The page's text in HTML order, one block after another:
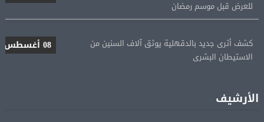
الاستيطان البشرى
المؤهلة لأولمبياد 2028
الأرشيف